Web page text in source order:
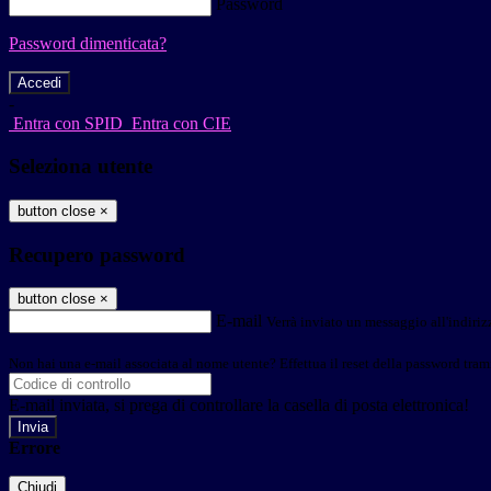
Password
Password dimenticata?
-
Entra con SPID Entra con CIE
Seleziona utente
button close ×
Recupero password
button close ×
E-mail Verrà inviato un messaggio
Non hai una e-mail associata al nome utente? Effettua il reset della password
E-mail inviata, si prega di controllare la casella di posta elettronica!
Errore
Chiudi